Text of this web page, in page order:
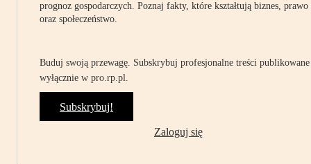
prognoz gospodarczych. Poznaj fakty, które kształtują biznes, prawo
oraz społeczeństwo.
Buduj swoją przewagę. Subskrybuj profesjonalne treści publikowane
wyłącznie w pro.rp.pl.
Subskrybuj!
Zaloguj się